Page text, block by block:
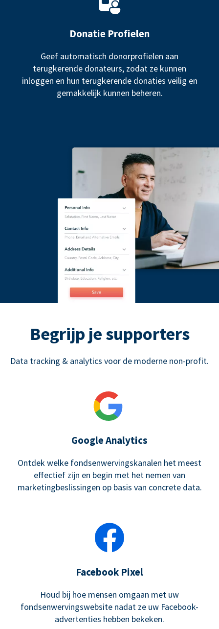
Donatie Profielen
Geef automatisch donorprofielen aan
terugkerende donateurs, zodat ze kunnen
inloggen en hun terugkerende donaties veilig en
gemakkelijk kunnen beheren.
Begrijp je supporters
Data tracking & analytics voor de moderne non-profit.
Google Analytics
Ontdek welke fondsenwervingskanalen het meest
effectief zijn en begin met het nemen van
marketingbeslissingen op basis van concrete data.
Facebook Pixel
Houd bij hoe mensen omgaan met uw
fondsenwervingswebsite nadat ze uw Facebook-
advertenties hebben bekeken.